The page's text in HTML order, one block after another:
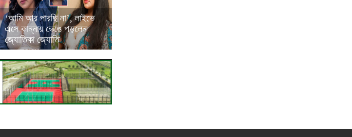
‘আমি আর পারছি না’, লাইভে
এসে কান্নায় ভেঙে পড়লেন
জ্যোতিকা জ্যোতি